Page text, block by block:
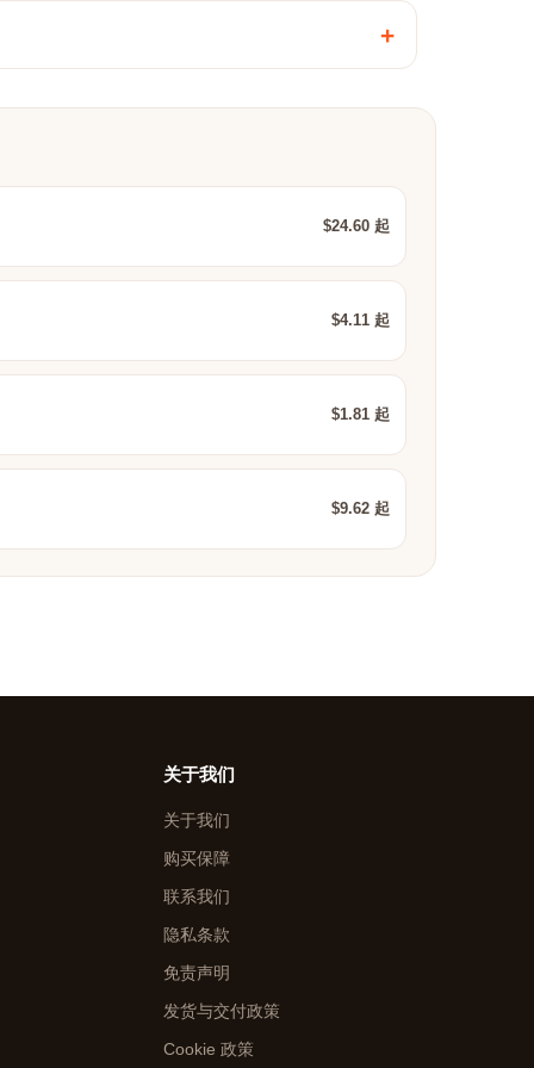
+
$24.60 起
$4.11 起
$1.81 起
$9.62 起
关于我们
关于我们
购买保障
联系我们
隐私条款
免责声明
发货与交付政策
Cookie 政策